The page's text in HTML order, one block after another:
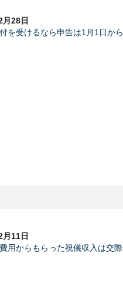
28日
を受けるなら申告は1月1日か
11日
用からもらった祝儀収入は交